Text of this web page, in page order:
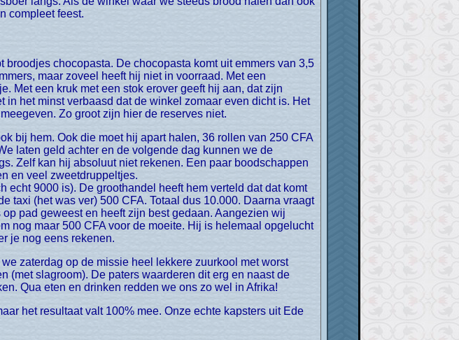
compleet feest.
maar zoveel heeft hij niet in voorraad. Met een
Met een kruk met een stok erover geeft hij aan, dat zijn
het minst verbaasd dat de winkel zomaar even dicht is. Het
Zo groot zijn hier de reserves niet.
laten geld achter en de volgende dag kunnen we de
Zelf kan hij absoluut niet rekenen. Een paar boodschappen
en veel zweetdruppeltjes.
9000 is). De groothandel heeft hem verteld dat dat komt
taxi (het was ver) 500 CFA. Totaal dus 10.000. Daarna vraagt
pad geweest en heeft zijn best gedaan. Aangezien wij
nog maar 500 CFA voor de moeite. Hij is helemaal opgelucht
je nog eens rekenen.
(met slagroom). De paters waarderen dit erg en naast de
Qua eten en drinken redden we ons zo wel in Afrika!